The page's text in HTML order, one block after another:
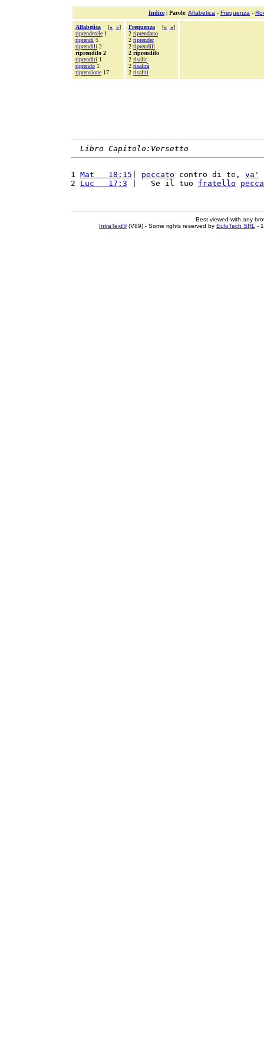
Indice| Parole: Alfabetica - Frequenza -
Alfabetica [« »]
riprendetele 1
riprendi 5
riprendili 2
riprendilo 2
riprenditi 1
riprendo 1
riprensione 17
Frequenza [« »]
2 riprendano
2 riprender
2 riprendili
2 riprendilo
2 risalir
2 risalirà
2 risaliti
Libro Capitolo:Versetto
1 Mat   18:15 peccato contro di te, va'
2 Luc   17:3 |   Se il tuo fratello pecca
Best viewed with any
IntraText®(V89) - Some rights reserved by EuloTech SRL -